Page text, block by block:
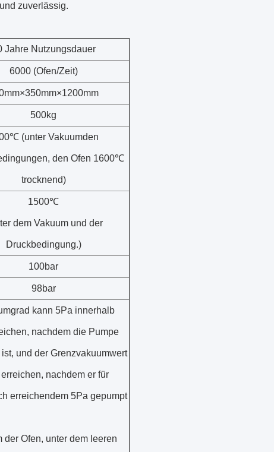
zuverlässig.
Jahre Nutzungsdauer
6000 (Ofen/Zeit)
500kg
(unter Vakuumden
den Ofen 1600℃
trocknend)
1500℃
dem Vakuum und der
Druckbedingung.)
100bar
98bar
kann 5Pa innerhalb
nachdem die Pumpe
und der Grenzvakuumwert
nachdem er für
erreichendem 5Pa gepumpt
der Ofen, unter dem leeren